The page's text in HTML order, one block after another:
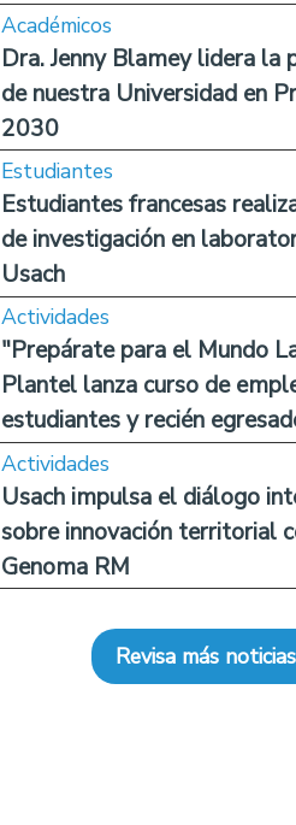
Académicos
Dra. Jenny Blamey lidera la
de nuestra Universidad en
2030
Estudiantes
Estudiantes francesas
de investigación en
Usach
Actividades
"Prepárate para el Mundo
Plantel lanza curso de
estudiantes y recién
Actividades
Usach impulsa el diálogo
sobre innovación territorial
Genoma RM
Revisa más